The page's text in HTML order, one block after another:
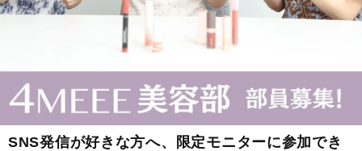
SNS発信が好きな方へ、限定モニターに参加でき